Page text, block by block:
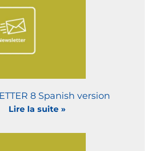
8 Spanish version
Lire la suite »